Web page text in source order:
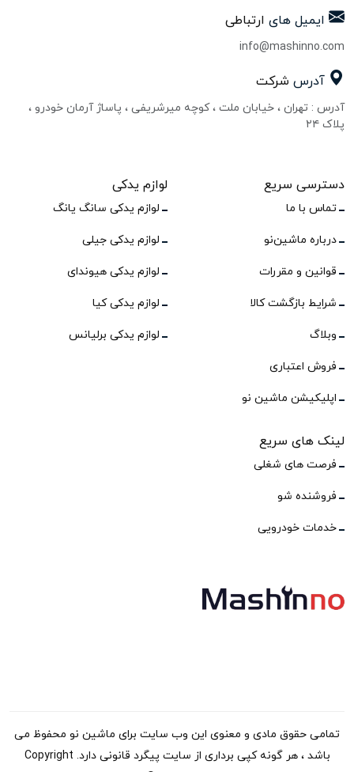
ایمیل های ارتباطی
info@mashinno.com
آدرس شرکت
آدرس : تهران ، خیابان ملت ، کوچه میرشریفی ، پاساژ آرمان خودرو ،
پلاک ۲۴
دسترسی سریع
تماس با ما
درباره ماشین‌نو
قوانین و مقررات
شرایط بازگشت کالا
وبلاگ
فروش اعتباری
اپلیکیشن ماشین نو
لوازم یدکی
لوازم یدکی سانگ یانگ
لوازم یدکی جیلی
لوازم یدکی هیوندای
لوازم یدکی کیا
لوازم یدکی برلیانس
لینک های سریع
فرصت های شغلی
فروشنده شو
خدمات خودرویی
تمامی حقوق مادی و معنوی این وب سایت برای ماشین نو محفوظ می
باشد ، هر گونه کپی برداری از سایت پیگرد قانونی دارد. Copyright